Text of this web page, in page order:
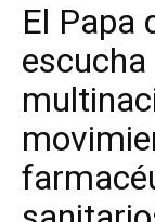
El Papa